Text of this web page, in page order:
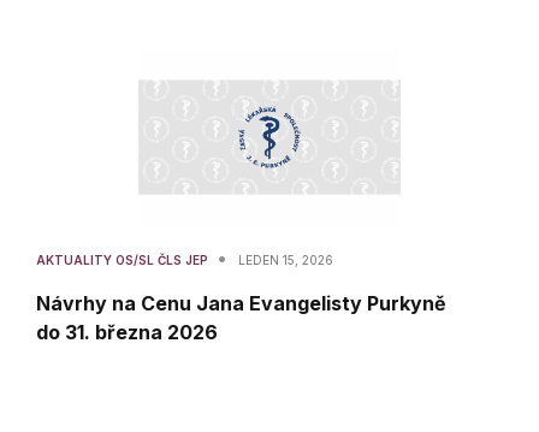
AKTUALITY OS/SL ČLS JEP • LEDEN 15, 2026
Návrhy na Cenu Jana Evangelisty Purkyně
do 31. března 2026